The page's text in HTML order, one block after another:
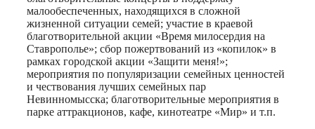
малообеспеченных, находящихся в сложной
жизненной ситуации семей; участие в краевой
благотворительной акции «Время милосердия на
Ставрополье»; сбор пожертвований из «копилок» в
рамках городской акции «Защити меня!»;
мероприятия по популяризации семейных ценностей
и чествования лучших семейных пар
Невинномысска; благотворительные мероприятия в
парке аттракционов, кафе, кинотеатре «Мир» и т.п.